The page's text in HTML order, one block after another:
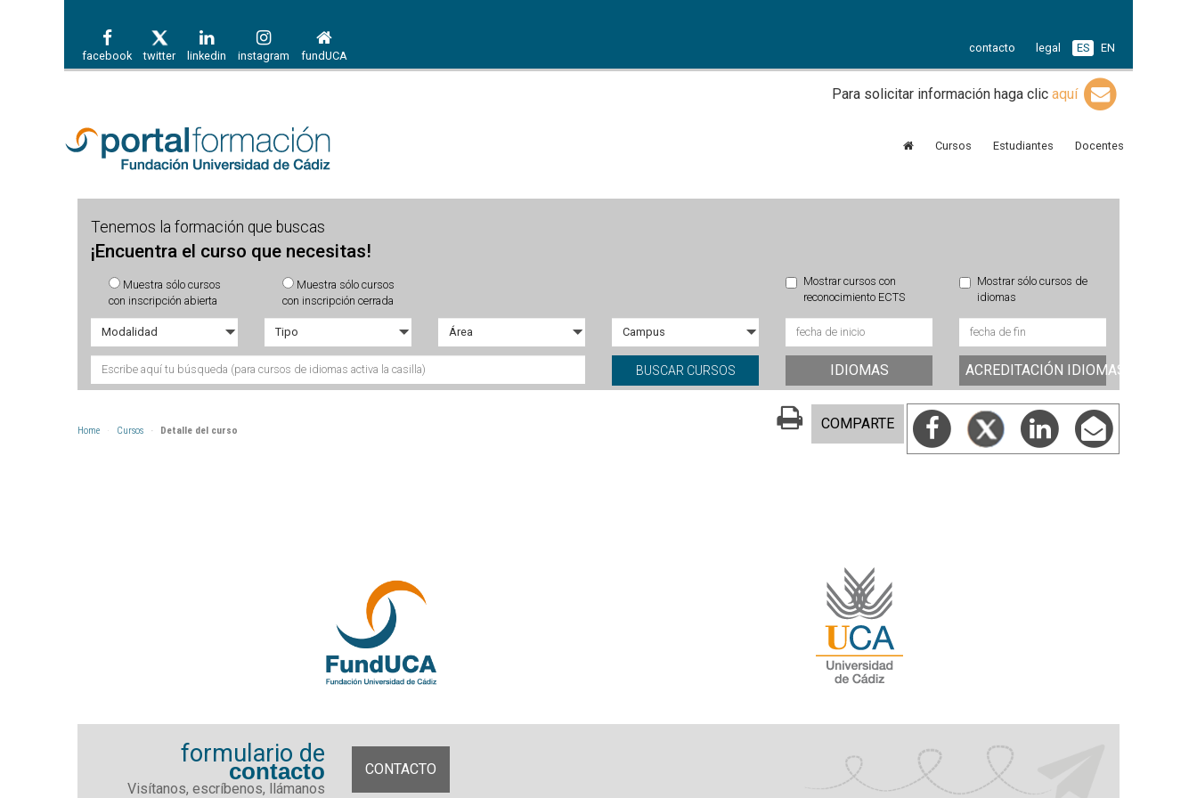
facebook twitter linkedin instagram fundUCA
contacto legal ES EN
Para solicitar información haga clicaquí
Cursos Estudiantes Docentes
Tenemos la formación que buscas
¡Encuentra el curso que necesitas!
Muestra sólo cursos
con inscripción abierta
Muestra sólo cursos
con inscripción cerrada
Mostrar cursos con
reconocimiento ECTS
Mostrar sólo cursos de
idiomas
IDIOMAS ACREDITACIÓN IDIOMAS
Home Cursos Detalle del curso COMPARTE
formulario de
contacto
Visítanos, escríbenos, llámanos
CONTACTO